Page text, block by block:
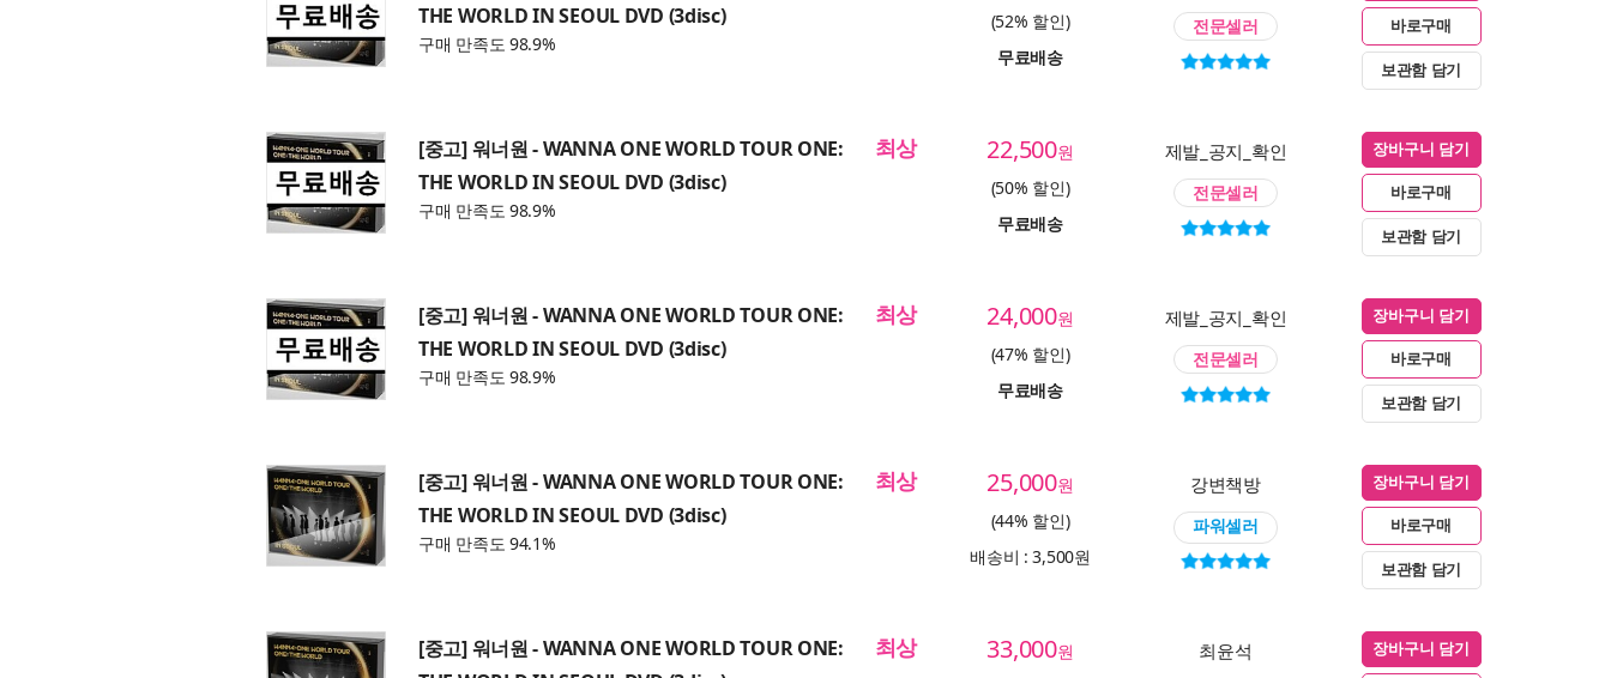
THE WORLD IN SEOUL DVD (3disc)
구매 만족도 98.9%
(52% 할인)
무료배송
전문셀러 바로구매
보관함 담기
[중고] 워너원 - WANNA ONE WORLD TOUR ONE:
THE WORLD IN SEOUL DVD (3disc)
구매 만족도 98.9%
최상 22,500원
(50% 할인)
무료배송
제발_공지_확인
전문셀러
장바구니 담기
바로구매
보관함 담기
[중고] 워너원 - WANNA ONE WORLD TOUR ONE:
THE WORLD IN SEOUL DVD (3disc)
구매 만족도 98.9%
최상 24,000원
(47% 할인)
무료배송
제발_공지_확인
전문셀러
장바구니 담기
바로구매
보관함 담기
[중고] 워너원 - WANNA ONE WORLD TOUR ONE:
THE WORLD IN SEOUL DVD (3disc)
구매 만족도 94.1%
최상 25,000원
(44% 할인)
배송비 : 3,500원
강변책방
파워셀러
장바구니 담기
바로구매
보관함 담기
[중고] 워너원 - WANNA ONE WORLD TOUR ONE: 최상 33,000원
최윤석 장바구니 담기